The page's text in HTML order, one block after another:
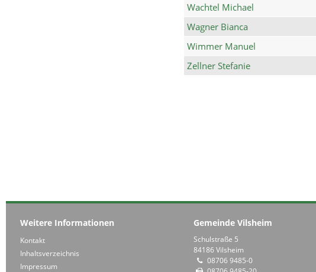
Wachtel Michael
Wagner Bianca
Wimmer Manuel
Zellner Stefanie
Weitere Informationen
Kontakt
Inhaltsverzeichnis
Impressum
Gemeinde Vilsheim
Schulstraße 5
84186 Vilsheim
08706 9485-0